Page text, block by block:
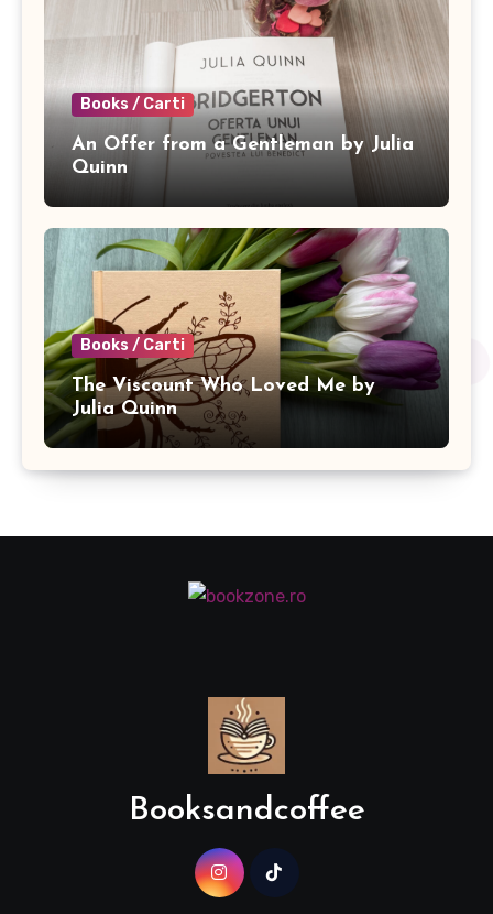
Books / Carti
An Offer from a Gentleman by Julia
Quinn
Books / Carti
The Viscount Who Loved Me by
Julia Quinn
Booksandcoffee